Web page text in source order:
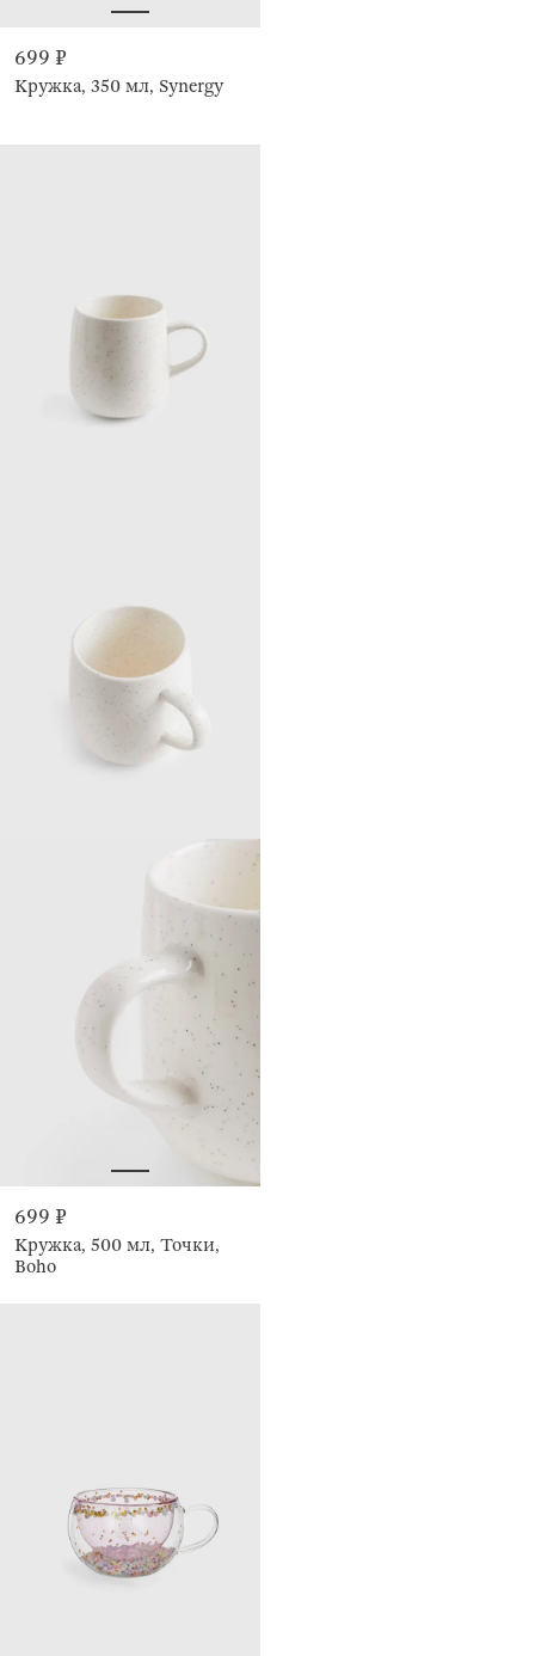
699 ₽
Кружка, 350 мл, Synergy
699 ₽
Кружка, 500 мл, Точки,
Boho